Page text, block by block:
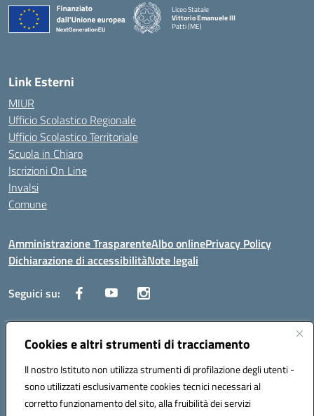
Cookies e altri strumenti di tracciamento
Il nostro Istituto non utilizza strumenti di profilazione degli utenti -
sono utilizzati esclusivamente cookies tecnici necessari al
corretto funzionamento del sito, alla fruibilità dei servizi
Liceo Statale
Vittorio Emanuele III
Patti (ME)
Link Esterni
MIUR
Ufficio Scolastico Regionale
Ufficio Scolastico Territoriale
Scuola in Chiaro
Iscrizioni On Line
Invalsi
Comune
Amministrazione TrasparenteAlbo onlinePrivacy Policy
Dichiarazione di accessibilitàNote legali
Seguici su:
Indirizzo:Via Trieste, 43 – 98066 Patti (ME)
Posta elettronica certificata (PEC):mepc060006@pec.istruzione.it
Codice fiscale: 86000610831
Codice meccanografico: MEPC060006